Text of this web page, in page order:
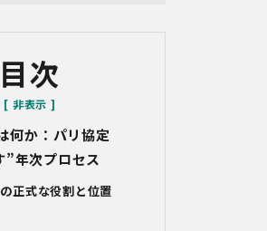
合、適切な対応ができな
。
通話及びWebミーティン
正確な把握、今後のサー
めに、録音・録画させて
ります。
目次
何か：パリ協定
”年次プロセス
正式な役割と位置